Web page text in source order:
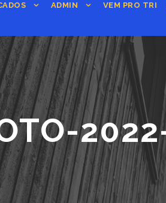
ADMIN VEM PRO TRI